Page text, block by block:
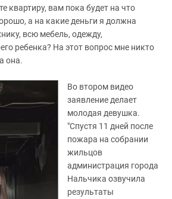
квартиру, вам пока будет на что
а на какие деньги я должна
всю мебель, одежду,
ребенка? На этот вопрос мне никто
она.
Во втором видео
заявление делает
молодая девушка.
"Спустя 11 дней после
пожара на собрании
жильцов
администрация города
Нальчика озвучила
результаты